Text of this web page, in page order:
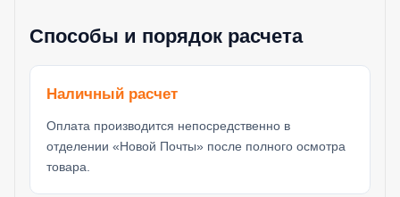
Способы и порядок расчета
Наличный расчет
Оплата производится непосредственно в
отделении «Новой Почты» после полного осмотра
товара.